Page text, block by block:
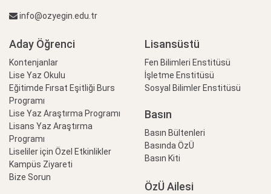
info@ozyegin.edu.tr
Aday Öğrenci
Kontenjanlar
Lise Yaz Okulu
Eğitimde Fırsat Eşitliği Burs
Programı
Lise Yaz Araştırma Programı
Lisans Yaz Araştırma
Programı
Liseliler için Özel Etkinlikler
Kampüs Ziyareti
Bize Sorun
Lisansüstü
Fen Bilimleri Enstitüsü
İşletme Enstitüsü
Sosyal Bilimler Enstitüsü
Basın
Basın Bültenleri
Basında ÖzÜ
Basın Kiti
ÖzÜ Ailesi